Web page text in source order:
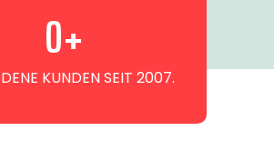
KUNDEN SEIT 2007.
0+